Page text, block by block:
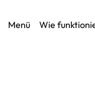
Menü Wie